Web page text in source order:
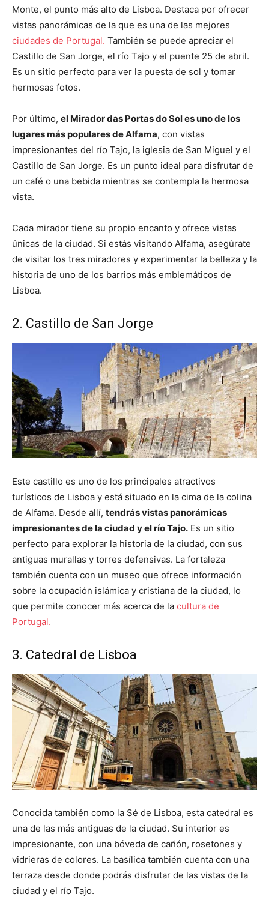
Monte, el punto más alto de Lisboa. Destaca por ofrecer
vistas panorámicas de la que es una de las mejores
ciudades de Portugal. También se puede apreciar el
Castillo de San Jorge, el río Tajo y el puente 25 de abril.
Es un sitio perfecto para ver la puesta de sol y tomar
hermosas fotos.
Por último, el Mirador das Portas do Sol es uno de los
lugares más populares de Alfama, con vistas
impresionantes del río Tajo, la iglesia de San Miguel y el
Castillo de San Jorge. Es un punto ideal para disfrutar de
un café o una bebida mientras se contempla la hermosa
vista.
Cada mirador tiene su propio encanto y ofrece vistas
únicas de la ciudad. Si estás visitando Alfama, asegúrate
de visitar los tres miradores y experimentar la belleza y la
historia de uno de los barrios más emblemáticos de
Lisboa.
2. Castillo de San Jorge
Este castillo es uno de los principales atractivos
turísticos de Lisboa y está situado en la cima de la colina
de Alfama. Desde allí, tendrás vistas panorámicas
impresionantes de la ciudad y el río Tajo. Es un sitio
perfecto para explorar la historia de la ciudad, con sus
antiguas murallas y torres defensivas. La fortaleza
también cuenta con un museo que ofrece información
sobre la ocupación islámica y cristiana de la ciudad, lo
que permite conocer más acerca de la cultura de
Portugal.
3. Catedral de Lisboa
Conocida también como la Sé de Lisboa, esta catedral es
una de las más antiguas de la ciudad. Su interior es
impresionante, con una bóveda de cañón, rosetones y
vidrieras de colores. La basílica también cuenta con una
terraza desde donde podrás disfrutar de las vistas de la
ciudad y el río Tajo.